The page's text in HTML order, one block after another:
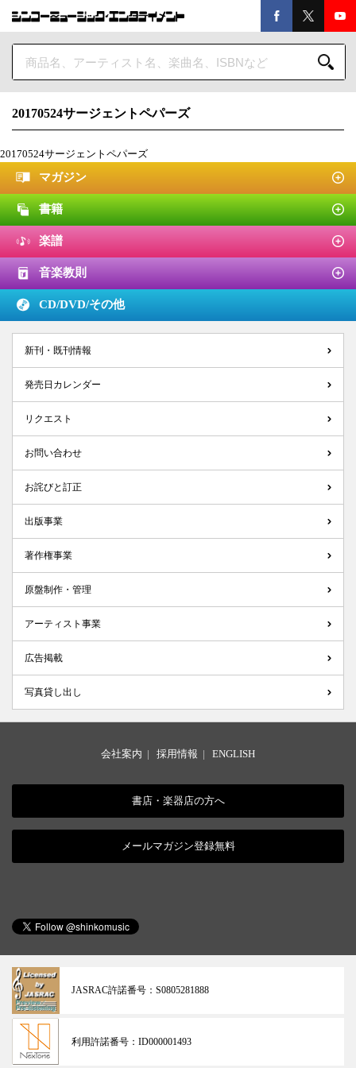
20170524サージェントペパーズ
20170524サージェントペパーズ
マガジン
書籍
楽譜
音楽教則
CD/DVD/その他
新刊・既刊情報
発売日カレンダー
リクエスト
お問い合わせ
お詫びと訂正
出版事業
著作権事業
原盤制作・管理
アーティスト事業
広告掲載
写真貸し出し
会社案内 | 採用情報 | ENGLISH
書店・楽器店の方へ
メールマガジン登録無料
JASRAC許諾番号： S0805281888
利用許諾番号： ID000001493